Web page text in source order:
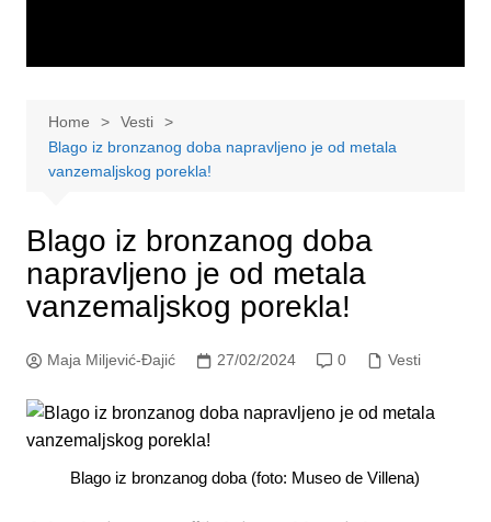
Home
Vesti
Blago iz bronzanog doba napravljeno je od metala
vanzemaljskog porekla!
Blago iz bronzanog doba
napravljeno je od metala
vanzemaljskog porekla!
Maja Miljević-Đajić 27/02/2024 0 Vesti
Blago iz bronzanog doba (foto: Museo de Villena)